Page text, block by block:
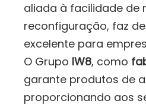
aliada à facilidade de
reconfiguração, faz
excelente para
O Grupo IW8, como
garante produtos de
proporcionando aos